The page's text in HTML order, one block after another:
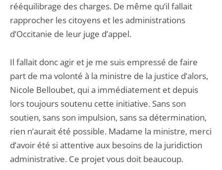
rééquilibrage des charges. De même qu’il fallait
rapprocher les citoyens et les administrations
d’Occitanie de leur juge d’appel.
Il fallait donc agir et je me suis empressé de faire
part de ma volonté à la ministre de la justice d’alors,
Nicole Belloubet, qui a immédiatement et depuis
lors toujours soutenu cette initiative. Sans son
soutien, sans son impulsion, sans sa détermination,
rien n’aurait été possible. Madame la ministre, merci
d’avoir été si attentive aux besoins de la juridiction
administrative. Ce projet vous doit beaucoup.